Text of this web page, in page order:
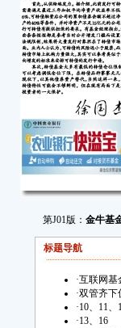
第J01版： 金牛基
标题导航
·互联网基
·双管齐下
·10、11、
·13、16